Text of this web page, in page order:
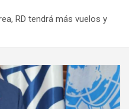
RD tendrá más vuelos y